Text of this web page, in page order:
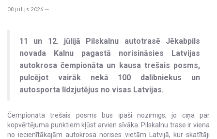
08 julijs 2026 --
11 un 12. jūlijā Pilskalnu autotrasē Jēkabpils
novada Kalnu pagastā norisināsies Latvijas
autokrosa čempionāta un kausa trešais posms,
pulcējot vairāk nekā 100 dalībniekus un
autosporta līdzjutējus no visas Latvijas.
Čempionāta trešais posms būs īpaši nozīmīgs, jo cīņa par
kopvērtējuma punktiem kļūst arvien sīvāka. Pilskalnu trase ir viena
no iecienītākajām autokrosa norises vietām Latvijā, kur skatītāji